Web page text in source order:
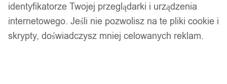
Popper flopper wobler okoń szczupak f141 żółty
identyfikatorze Twojej przeglądarki i urządzenia
internetowego. Jeśli nie pozwolisz na te pliki cookie i
skrypty, doświadczysz mniej celowanych reklam.